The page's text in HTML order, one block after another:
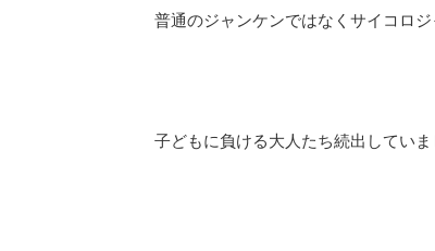
普通のジャンケンではなくサイコロジ
子どもに負ける大人たち続出していま